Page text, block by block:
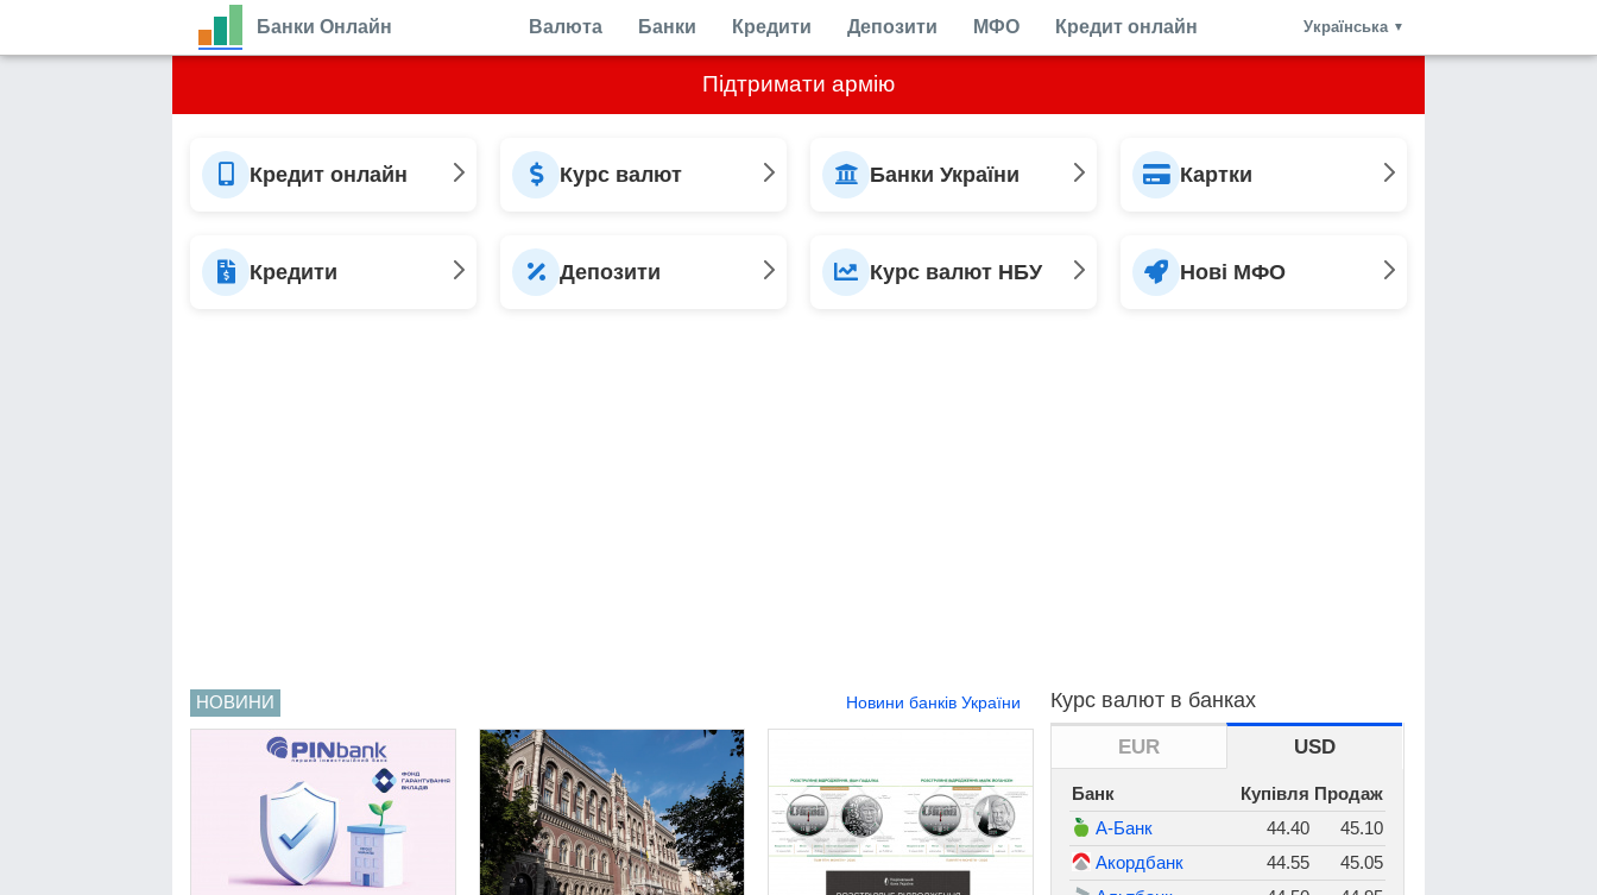
Підтримати армію
Банки Онлайн Валюта Банки Кредити Депозити МФО Кредит онлайн Українська ▼
Кредит онлайн Курс валют Банки України Картки
Кредити Депозити Курс валют НБУ Нові МФО
НОВИНИ Новини банків України Курс валют в банках
EUR USD
Банк Купівля Продаж
А-Банк
44.40
45.10
Акордбанк
44.55
45.05